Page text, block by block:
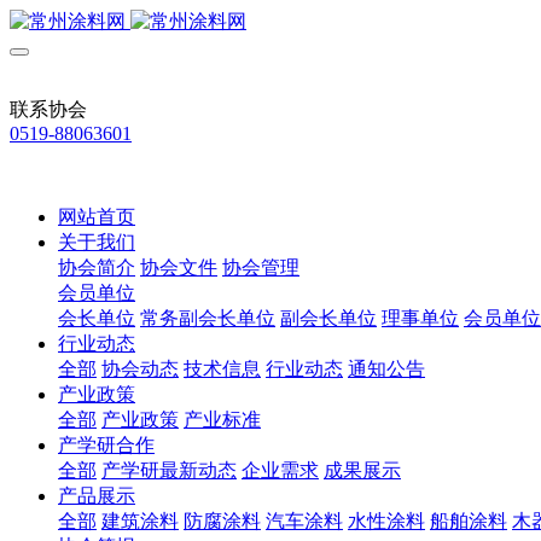
联系协会
0519-88063601
网站首页
关于我们
协会简介 协会文件 协会管理
会员单位
会长单位 常务副会长单位 副会长单位 理事单位 会员单位
行业动态
全部 协会动态 技术信息 行业动态 通知公告
产业政策
全部 产业政策 产业标准
产学研合作
全部 产学研最新动态 企业需求 成果展示
产品展示
全部 建筑涂料 防腐涂料 汽车涂料 水性涂料 船舶涂料 木